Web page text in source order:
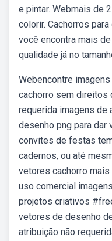
e pintar. Webmais de
colorir. Cachorros
você encontra mais
qualidade já no
Webencontre
cachorro sem direitos
requerida imagens de
desenho png para dar
convites de festas
cadernos, ou até
vetores cachorro
uso comercial
projetos criativos
vetores de desenho
atribuição não